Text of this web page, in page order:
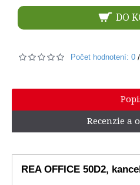
DO
Počet hodnotení: 0 /
Recenzie a
REA OFFICE 50D2,